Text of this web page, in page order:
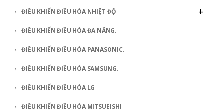
ĐIỀU KHIỂN ĐIỀU HÒA NHIỆT ĐỘ +
ĐIỀU KHIỂN ĐIỀU HÒA ĐA NĂNG.
ĐIỀU KHIỂN ĐIỀU HÒA PANASONIC.
ĐIỀU KHIỂN ĐIỀU HÒA SAMSUNG.
ĐIỀU KHIỂN ĐIỀU HÒA LG
ĐIỀU KHIỂN ĐIỀU HÒA MITSUBISHI